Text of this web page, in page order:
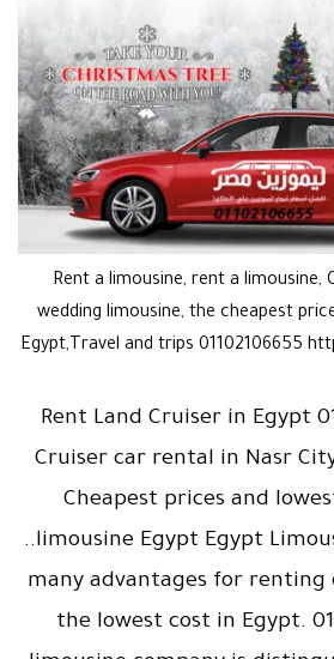
Rent a limousine, rent a limousine,
wedding limousine, the cheapest
Egypt,Travel and trips 01102106655
Rent Land Cruiser in Egypt
Cruiser car rental in Nasr City
Cheapest prices and
..limousine Egypt Egypt
many advantages for renting
the lowest cost in Egypt.